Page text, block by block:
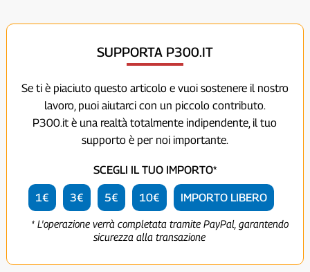
SUPPORTA P300.IT
Se ti è piaciuto questo articolo e vuoi sostenere il nostro
lavoro, puoi aiutarci con un piccolo contributo.
P300.it è una realtà totalmente indipendente, il tuo
supporto è per noi importante.
SCEGLI IL TUO IMPORTO*
1€ 3€ 5€ 10€ IMPORTO LIBERO
* L'operazione verrà completata tramite PayPal, garantendo
sicurezza alla transazione